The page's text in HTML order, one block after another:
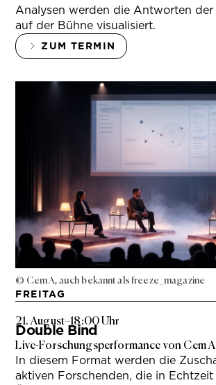
Analysen werden die Antworten der
auf der Bühne visualisiert.
ZUM TERMIN
© Cem A, auch bekannt als freeze_magazine
FREITAG
21. August–18:00 Uhr
Double Bind
Live-Forschungsperformance von Cem
In diesem Format werden die
aktiven Forschenden, die in